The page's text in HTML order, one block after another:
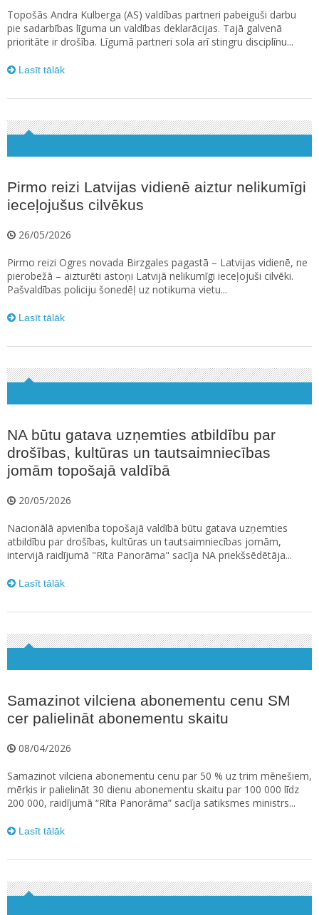
Topošās Andra Kulberga (AS) valdības partneri pabeiguši darbu
pie sadarbības līguma un valdības deklarācijas. Tajā galvenā
prioritāte ir drošība. Līgumā partneri sola arī stingru disciplīnu...
Lasīt tālāk
Pirmo reizi Latvijas vidienē aiztur nelikumīgi
ieceļojušus cilvēkus
26/05/2026
Pirmo reizi Ogres novada Birzgales pagastā – Latvijas vidienē, ne
pierobežā – aizturēti astoņi Latvijā nelikumīgi ieceļojuši cilvēki.
Pašvaldības policiju šonedēļ uz notikuma vietu...
Lasīt tālāk
NA būtu gatava uzņemties atbildību par
drošības, kultūras un tautsaimniecības
jomām topošajā valdībā
20/05/2026
Nacionālā apvienība topošajā valdībā būtu gatava uzņemties
atbildību par drošības, kultūras un tautsaimniecības jomām,
intervijā raidījumā "Rīta Panorāma" sacīja NA priekšsēdētāja...
Lasīt tālāk
Samazinot vilciena abonementu cenu SM
cer palielināt abonementu skaitu
08/04/2026
Samazinot vilciena abonementu cenu par 50 % uz trim mēnešiem,
mērķis ir palielināt 30 dienu abonementu skaitu par 100 000 līdz
200 000, raidījumā “Rīta Panorāma” sacīja satiksmes ministrs...
Lasīt tālāk